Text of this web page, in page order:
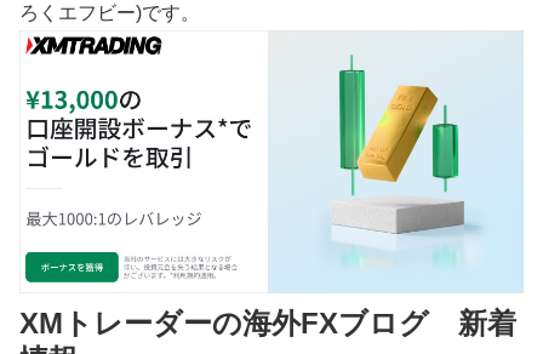
ろくエフビー)です。
XMトレーダーの海外FXブログ 新着